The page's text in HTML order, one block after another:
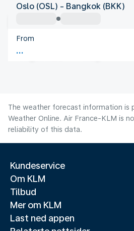
Thailand
Bangkok
Thailand
Flight time
Oslo (OSL) - Bangkok (BKK)
From
The weather forecast information is
Weather Online. Air France-KLM is
reliability of this data.
Kundeservice
Om KLM
Tilbud
Mer om KLM
Last ned appen